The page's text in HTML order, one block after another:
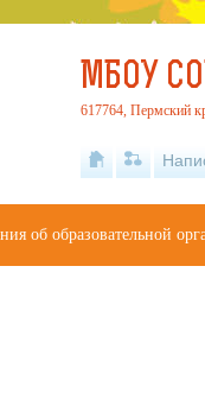
МБОУ
617764, Пермский
об образовательной